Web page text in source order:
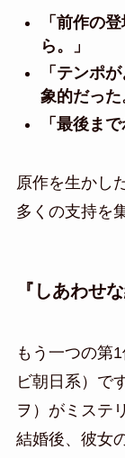
「前作の
ら。」
「テンポ
象的だった
「最後ま
原作を生かし
多くの支持を
『しあわせ
もう一つの第
ビ朝日系）で
ヲ）がミステ
結婚後、彼女